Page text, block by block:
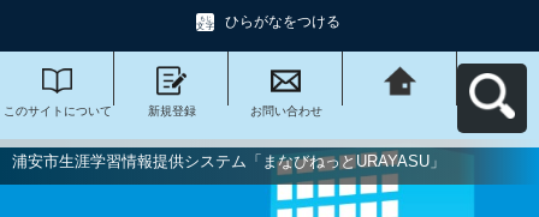
ひらがなをつける
このサイトについて 新規登録 お問い合わせ
びねっと
URAYASU」へ戻る
浦安市生涯学習情報提供システム「まなびねっとURAYASU」